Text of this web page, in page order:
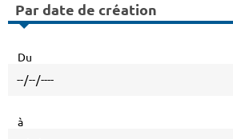
Par date de création
Du
à